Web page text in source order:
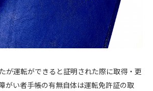
が運転ができると証明された際に取得・更
がい者手帳の有無自体は運転免許証の取